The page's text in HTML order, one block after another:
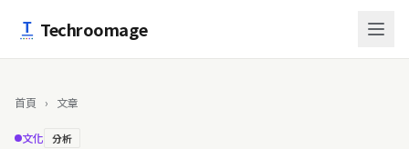
Techroomage
首頁 › 文章
文化 分析